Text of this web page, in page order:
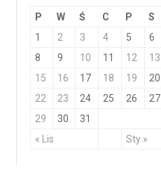
P W Ś C P S
« Lis Sty »
1 2 3 4 5 6
8
9 10 11 12 13
15
16 17 18 19 20
22
23 24 25 26 27
29
30 31